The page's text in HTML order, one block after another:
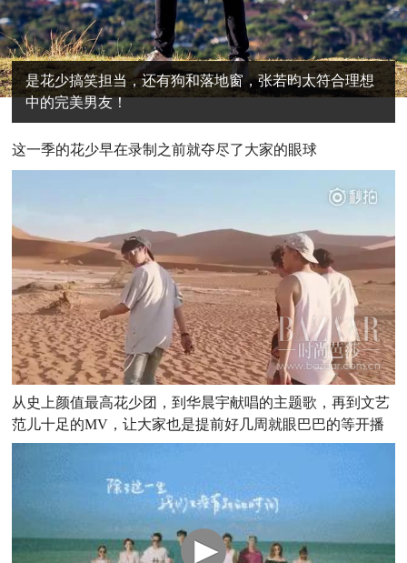
是花少搞笑担当，还有狗和落地窗，张若昀太符合理想
中的完美男友！
这一季的花少早在录制之前就夺尽了大家的眼球
从史上颜值最高花少团，到华晨宇献唱的主题歌，再到文艺
范儿十足的MV，让大家也是提前好几周就眼巴巴的等开播